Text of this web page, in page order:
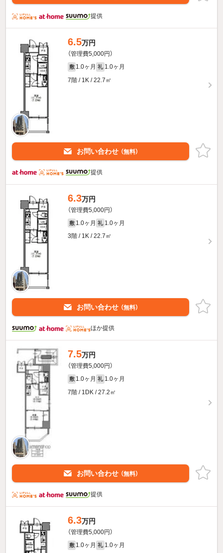
提供
6.5万円
（管理費5,000円）
敷 1.0ヶ月 礼 1.0ヶ月
7階 / 1K / 22.7㎡
お問い合わせ （無料）
提供
6.3万円
（管理費5,000円）
敷 1.0ヶ月 礼 1.0ヶ月
3階 / 1K / 22.7㎡
お問い合わせ （無料）
ほか提供
7.5万円
（管理費5,000円）
敷 1.0ヶ月 礼 1.0ヶ月
7階 / 1DK / 27.2㎡
お問い合わせ （無料）
提供
6.3万円
（管理費5,000円）
敷 1.0ヶ月 礼 1.0ヶ月